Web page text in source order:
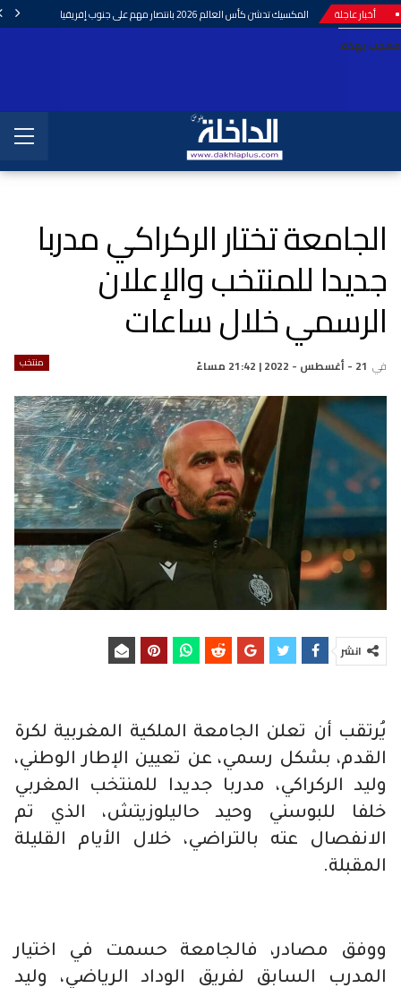
أخبار عاجلة المكسيك تدشن كأس العالم 2026 بانتصار مهم على جنوب إفريقيا
معجب بهذه:
الجامعة تختار الركراكي مدربا
جديدا للمنتخب والإعلان
الرسمي خلال ساعات
منتخب في 21 - أغسطس - 2022 | 21:42 مساءً
انشر
يُرتقب أن تعلن الجامعة الملكية المغربية لكرة
القدم، بشكل رسمي، عن تعيين الإطار الوطني،
وليد الركراكي، مدربا جديدا للمنتخب المغربي
خلفا للبوسني وحيد حاليلوزيتش، الذي تم
الانفصال عته بالتراضي، خلال الأيام القليلة
المقبلة.
ووفق مصادر، فالجامعة حسمت في اختيار
المدرب السابق لفريق الوداد الرياضي، وليد